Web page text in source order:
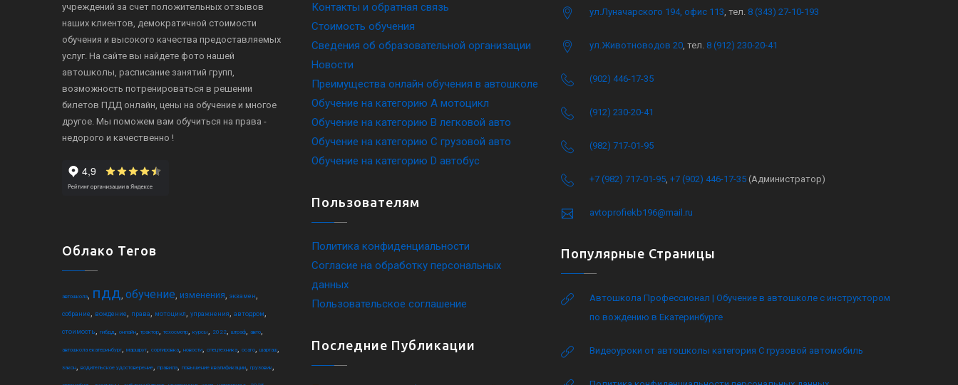
учреждений за счет положительных отзывов
наших клиентов, демократичной стоимости
обучения и высокого качества предоставляемых
услуг. На сайте вы найдете фото нашей
автошколы, расписание занятий групп,
возможность потренироваться в решении
билетов ПДД онлайн, цены на обучение и многое
другое. Мы поможем вам обучиться на права -
недорого и качественно !
Облако Тегов
автошкола, пдд, обучение, изменения, экзамен,
собрание, вождение, права, мотоцикл, упражнения, автодром,
стоимость, гибдд, онлайн, трактор, техосмотр, курсы, 2022, штраф, авто,
автошкола екатеринбург, маршрут, сортировка, новости, спецтехника, осаго, шарташ,
закон, водительское удостоверение, правила, повышение квалификации, грузовик,
Контакты и обратная связь
Стоимость обучения
Сведения об образовательной организации
Новости
Преимущества онлайн обучения в автошколе
Обучение на категорию A мотоцикл
Обучение на категорию B легковой авто
Обучение на категорию C грузовой авто
Обучение на категорию D автобус
Пользователям
Политика конфиденциальности
Согласие на обработку персональных
данных
Пользовательское соглашение
Последние Публикации
ул.Луначарского 194, офис 113, тел. 8 (343) 27-10-193
ул.Животноводов 20, тел. 8 (912) 230-20-41
(902) 446-17-35
(912) 230-20-41
(982) 717-01-95
+7 (982) 717-01-95, +7 (902) 446-17-35 (Администратор)
avtoprofiekb196@mail.ru
Популярные Страницы
Автошкола Профессионал | Обучение в автошколе с инструктором
по вождению в Екатеринбурге
Видеоуроки от автошколы категория C грузовой автомобиль